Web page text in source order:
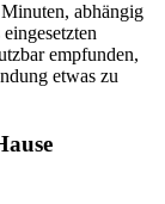
abhängig
empfunden,
etwas⁤ zu